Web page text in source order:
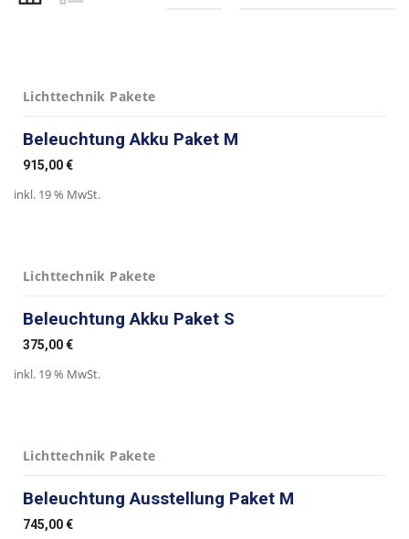
Lichttechnik Pakete
Beleuchtung Akku Paket M
915,00€
inkl. 19 % MwSt.
Lichttechnik Pakete
Beleuchtung Akku Paket S
375,00€
inkl. 19 % MwSt.
Lichttechnik Pakete
Beleuchtung Ausstellung Paket M
745,00€